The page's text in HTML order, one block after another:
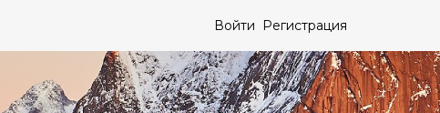
Войти Регистрация